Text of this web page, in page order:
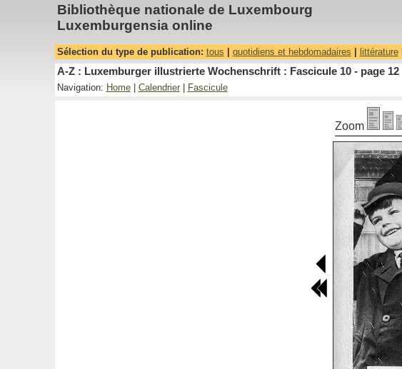
Bibliothèque nationale de Luxembourg
Luxemburgensia online
Sélection du type de publication: tous quotidiens et hebdomadaires littérature|
A-Z : Luxemburger illustrierte Wochenschrift : Fascicule 10 - page 12
Navigation: Home| Calendrier| Fascicule
Zoom